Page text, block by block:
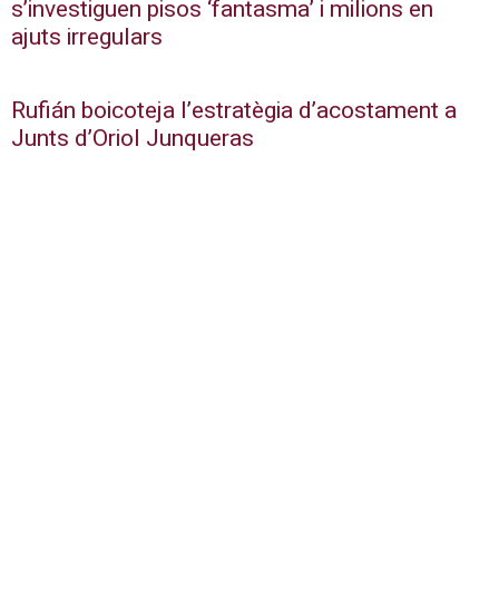
s’investiguen pisos ‘fantasma’ i milions en
ajuts irregulars
Rufián boicoteja l’estratègia d’acostament a
Junts d’Oriol Junqueras